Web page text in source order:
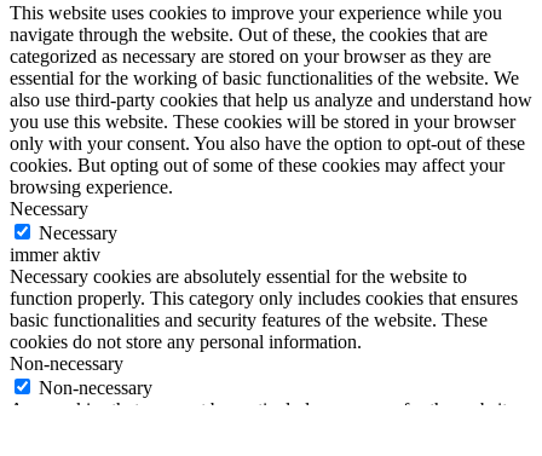
This website uses cookies to improve your experience while you
navigate through the website. Out of these, the cookies that are
categorized as necessary are stored on your browser as they are
essential for the working of basic functionalities of the website. We
also use third-party cookies that help us analyze and understand how
you use this website. These cookies will be stored in your browser
only with your consent. You also have the option to opt-out of these
cookies. But opting out of some of these cookies may affect your
browsing experience.
Necessary
Necessary
immer aktiv
Necessary cookies are absolutely essential for the website to
function properly. This category only includes cookies that ensures
basic functionalities and security features of the website. These
cookies do not store any personal information.
Non-necessary
Non-necessary
Any cookies that may not be particularly necessary for the website